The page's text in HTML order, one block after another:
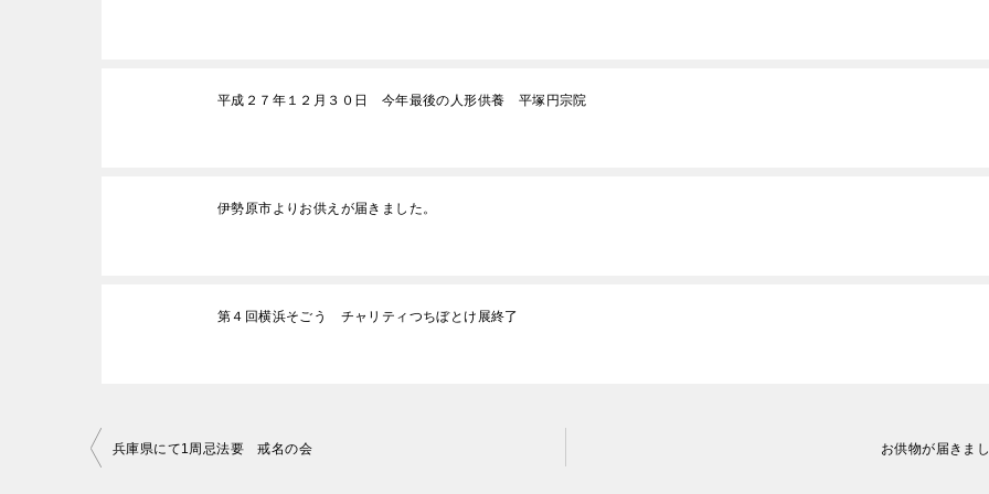
平成２７年１２月３０日 今年最後の人形供養 平塚円宗院
伊勢原市よりお供えが届きました。
第４回横浜そごう チャリティつちぼとけ展終了
投兵庫県にて1周忌法要 戒名の会 お供物が届きま